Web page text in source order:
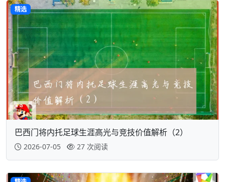
精选
巴西门将内托足球生涯高光与竞技价值解析（2）
2026-07-05 27 次阅读